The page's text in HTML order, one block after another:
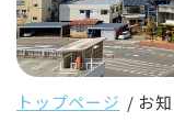
トップページ お